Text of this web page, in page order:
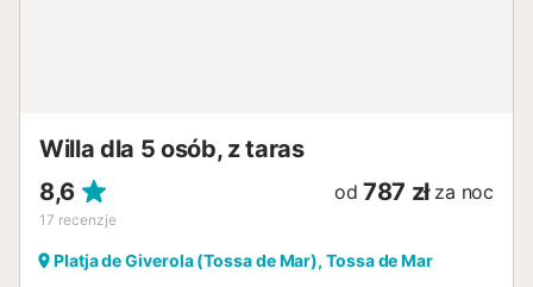
Willa dla 5 osób, z taras
8,6
17 recenzje
od 787 zł za noc
Platja de Giverola (Tossa de Mar), Tossa de Mar